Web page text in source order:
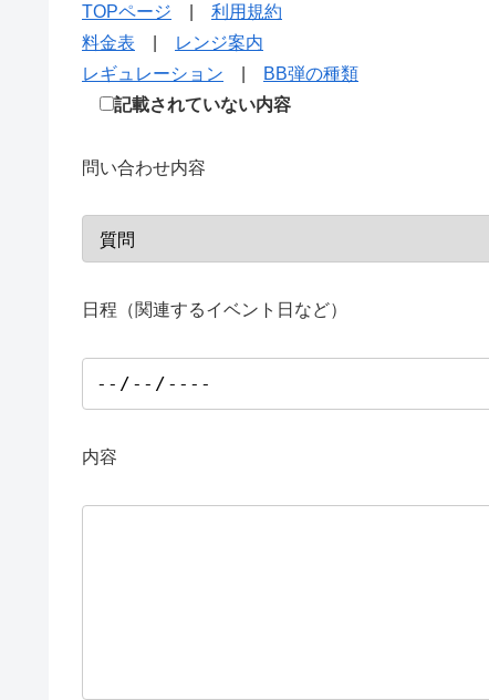
TOPページ
利用規約
料金表
レンジ案内
レギュレーション
BB弾の種類
記載されていない内容
問い合わせ内容
日程（関連するイベント日など）
内容